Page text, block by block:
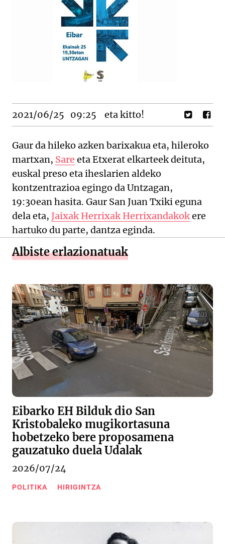
2021/06/25 09:25 eta kitto!
Gaur da hileko azken barixakua eta, hileroko
martxan, Sare eta Etxerat elkarteek deituta,
euskal preso eta iheslarien aldeko
kontzentrazioa egingo da Untzagan,
19:30ean hasita. Gaur San Juan Txiki eguna
dela eta, Jaixak Herrixak Herrixandakokere
hartuko du parte, dantza eginda.
Albiste erlazionatuak
Eibarko EH Bilduk dio San
Kristobaleko mugikortasuna
hobetzeko bere proposamena
gauzatuko duela Udalak
2026/07/24
POLITIKA HIRIGINTZA